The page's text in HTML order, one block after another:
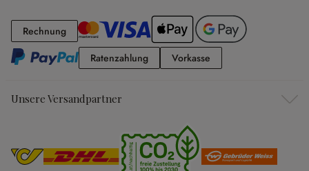
RechnungRechnung
RatenzahlungRatenzahlung
Vorkasse
Unsere Versandpartner